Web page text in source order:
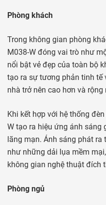
Phòng khách
Trong không gian phòng
M038-W đóng vai trò như
nổi bật vẻ đẹp của toàn bộ
tạo ra sự tương phản tinh tế
nhà trở nên cao hơn và rộng
Khi kết hợp với hệ thống
W tạo ra hiệu ứng ánh sáng
lãng mạn. Ánh sáng phát
như những dải lụa mềm
không gian nghệ thuật đích
Phòng ngủ